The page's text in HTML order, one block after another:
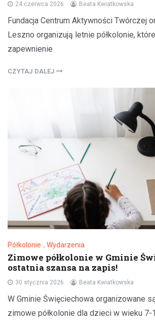
24 czerwca 2026 Beata Kwiatkowska
Fundacja Centrum Aktywności Twórczej
Leszno organizują letnie półkolonie,
zapewnienie
CZYTAJ DALEJ
Półkolonie , Wydarzenia
Zimowe półkolonie w Gminie
ostatnia szansa na zapis!
30 stycznia 2026 Beata Kwiatkowska
W Gminie Święciechowa organizowane
zimowe półkolonie dla dzieci w wieku 7-